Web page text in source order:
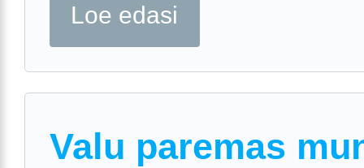
Loe edasi
Valu paremas